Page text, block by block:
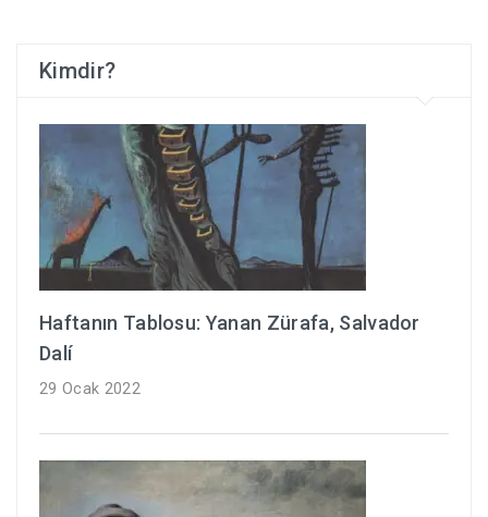
Kimdir?
Haftanın Tablosu: Yanan Zürafa, Salvador
Dalí
29 Ocak 2022